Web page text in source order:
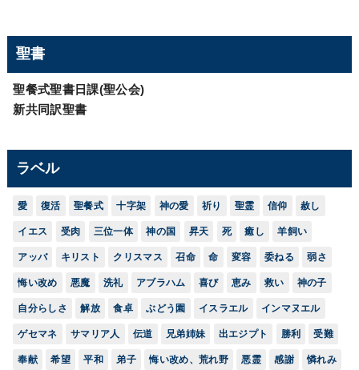
聖書
聖餐式聖書日課(聖公会)
新共同訳聖書
ラベル
愛 復活 聖餐式 十字架 神の愛 祈り 聖霊 信仰 赦し
イエス 受肉 三位一体 神の国 昇天 死 癒し 羊飼い
アッバ キリスト クリスマス 召命 命 変容 委ねる 弱さ
悔い改め 悪魔 洗礼 アブラハム 喜び 恵み 救い 神の子
自分らしさ 解放 食卓 ぶどう園 イスラエル インマヌエル
ゲセマネ サマリア人 伝道 兄弟姉妹 出エジプト 勝利 受難
奉献 希望 平和 弟子 悔い改め、荒れ野 悪霊 感謝 憐れみ